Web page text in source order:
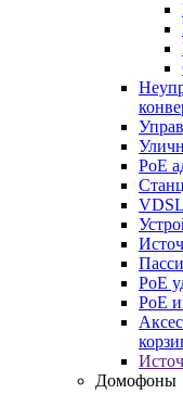
PoE
PoE
PoE
Домофоны